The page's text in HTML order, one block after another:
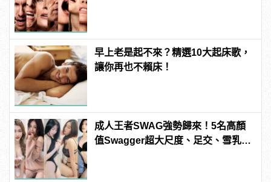
早上老是起不來？精選10大起床歌，
讓你再也不賴床！
成人王者SWAG強勢歸來！5名高顏
值Swagger超大尺度、足交、雪乳、